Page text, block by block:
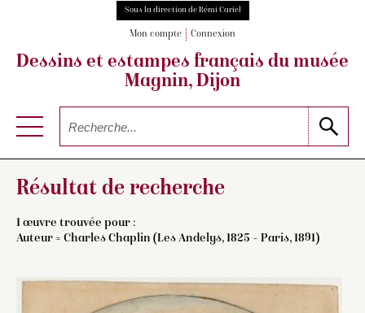
Sous la direction de Rémi Cariel
Mon compte Connexion
Dessins et estampes français du musée
Magnin, Dijon
Résultat de recherche
1 œuvre trouvée pour :
Auteur = Charles Chaplin (Les Andelys, 1825 – Paris, 1891)